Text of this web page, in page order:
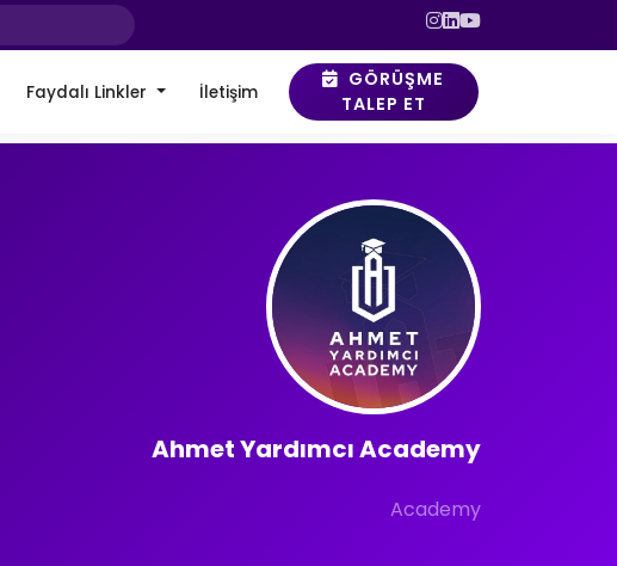
Faydalı Linkler İletişim
GÖRÜŞME
TALEP ET
Ahmet Yardımcı Academy
Academy